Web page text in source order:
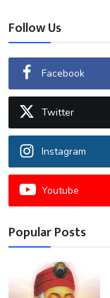
उपन्यास
सिनेमा
शायरी
ग़ज़ल
Follow Us
Facebook
Twitter
Instagram
Youtube
Popular Posts